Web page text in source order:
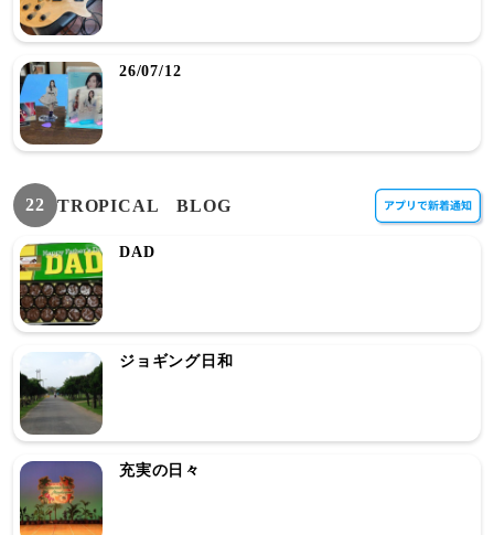
26/07/12
22 TROPICAL BLOG
DAD
ジョギング日和
充実の日々